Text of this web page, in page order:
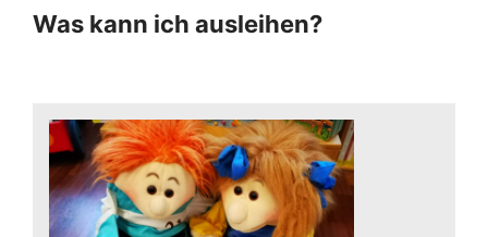
Was kann ich ausleihen?